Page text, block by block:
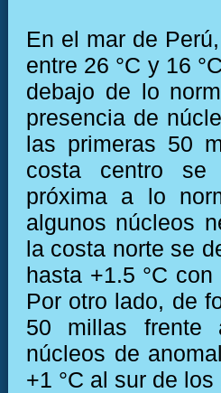
En el mar de
entre 26 °C y 16
debajo de lo
presencia de
las primeras 50
costa centro se
próxima a lo
algunos núcleos
la costa norte se
hasta +1.5 °C
Por otro lado, de
50 millas frente
núcleos de
+1 °C al sur de los